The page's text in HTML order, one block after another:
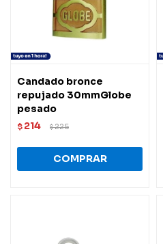
Candado bronce
repujado 30mmGlobe
pesado
$ 214 $225